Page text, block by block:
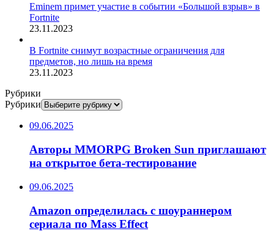
Eminem примет участие в событии «Большой взрыв» в
Fortnite
23.11.2023
В Fortnite снимут возрастные ограничения для
предметов, но лишь на время
23.11.2023
Рубрики
Рубрики
09.06.2025
Авторы MMORPG Broken Sun приглашают
на открытое бета-тестирование
09.06.2025
Amazon определилась с шоураннером
сериала по Mass Effect